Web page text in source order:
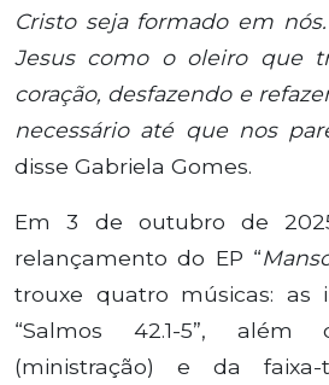
Cristo seja formado em
Jesus como o oleiro que
coração, desfazendo e
necessário até que nos
disse Gabriela Gomes.
Em 3 de outubro de
relançamento do EP “
trouxe quatro músicas: as
“Salmos 42.1-5”, além
(ministração) e da